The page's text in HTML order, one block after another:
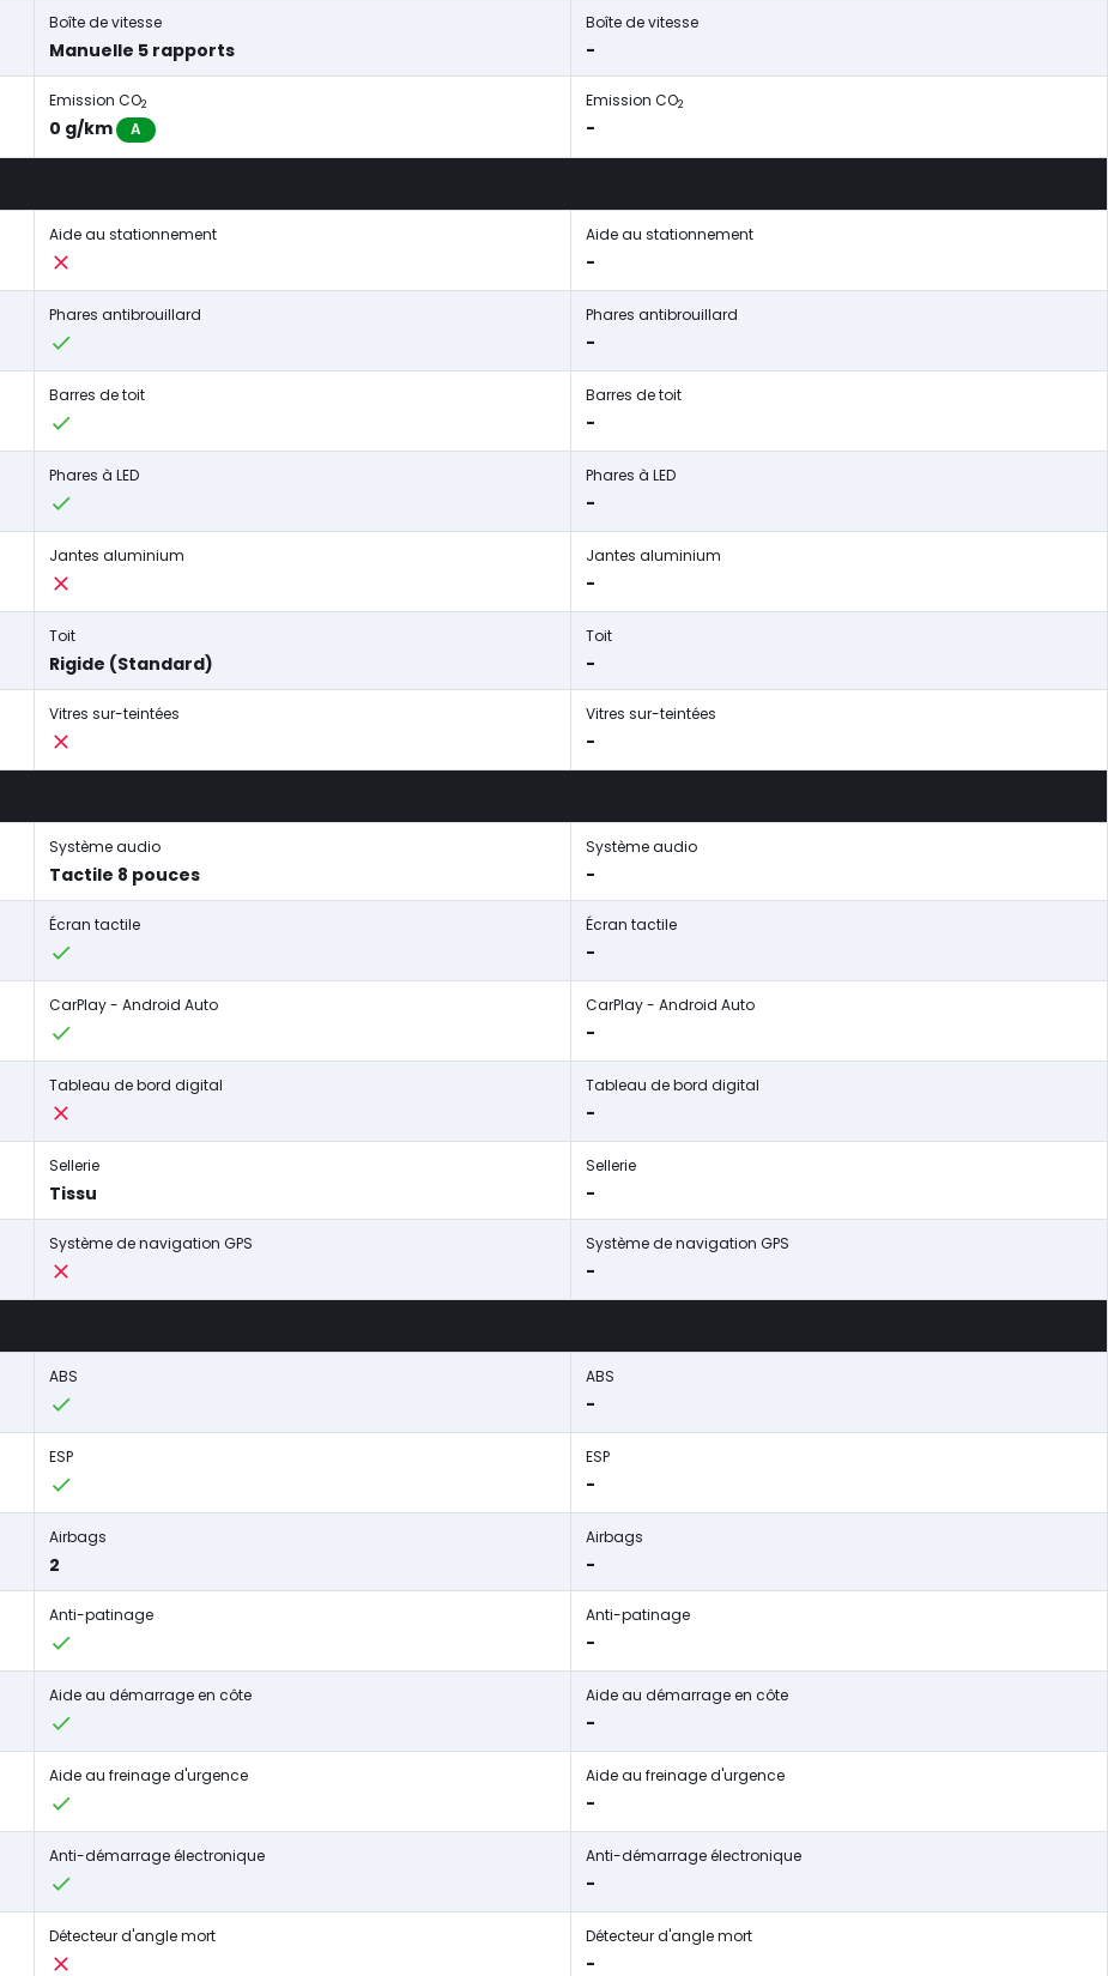
Boîte de vitesse
Manuelle 5 rapports
Boîte de vitesse
-
Emission CO2
0 g/km A
Emission CO2
-
Aide au stationnement Aide au stationnement
-
Phares antibrouillard Phares antibrouillard
-
Barres de toit Barres de toit
-
Phares à LED Phares à LED
-
Jantes aluminium Jantes aluminium
-
Toit
Rigide (Standard)
Toit
-
Vitres sur-teintées Vitres sur-teintées
-
Système audio
Tactile 8 pouces
Système audio
-
Écran tactile Écran tactile
-
CarPlay - Android Auto CarPlay - Android Auto
-
Tableau de bord digital Tableau de bord digital
-
Sellerie
Tissu
Sellerie
-
Système de navigation GPS Système de navigation GPS
-
ABS ABS
-
ESP ESP
-
Airbags
2
Airbags
-
Anti-patinage Anti-patinage
-
Aide au démarrage en côte Aide au démarrage en côte
-
Aide au freinage d'urgence Aide au freinage d'urgence
-
Anti-démarrage électronique Anti-démarrage électronique
-
Détecteur d'angle mort Détecteur d'angle mort
-